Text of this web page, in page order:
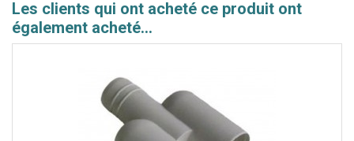
Les clients qui ont acheté ce produit ont
également acheté...